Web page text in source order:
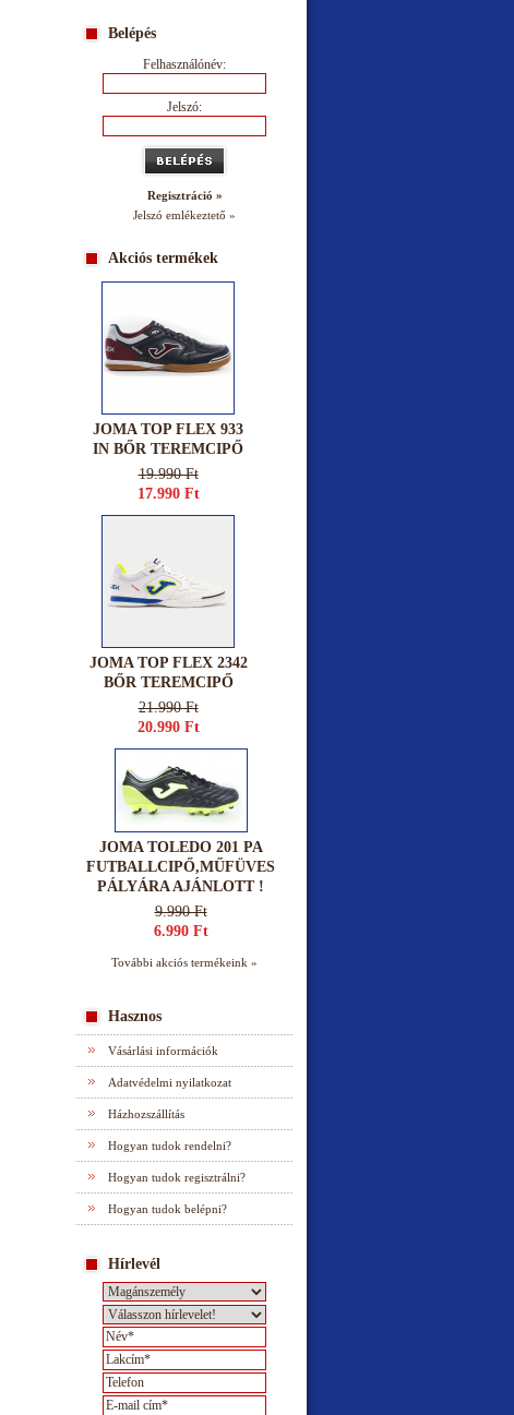
Belépés
Felhasználónév:
Jelszó:
Regisztráció »
Jelszó emlékeztető »
Akciós termékek
JOMA TOP FLEX 933
IN BŐR TEREMCIPŐ
19.990 Ft
17.990 Ft
JOMA TOP FLEX 2342
BŐR TEREMCIPŐ
21.990 Ft
20.990 Ft
JOMA TOLEDO 201 PA
FUTBALLCIPŐ,MŰFÜVES
PÁLYÁRA AJÁNLOTT !
9.990 Ft
6.990 Ft
További akciós termékeink »
Hasznos
Vásárlási információk
Adatvédelmi nyilatkozat
Házhozszállítás
Hogyan tudok rendelni?
Hogyan tudok regisztrálni?
Hogyan tudok belépni?
Hírlevél